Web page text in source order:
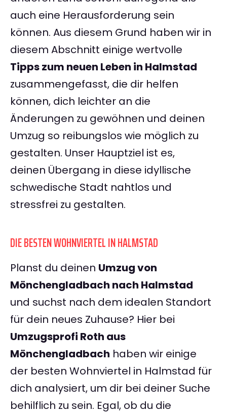
auch eine Herausforderung sein
können. Aus diesem Grund haben wir in
diesem Abschnitt einige wertvolle
Tipps zum neuen Leben in Halmstad
zusammengefasst, die dir helfen
können, dich leichter an die
Änderungen zu gewöhnen und deinen
Umzug so reibungslos wie möglich zu
gestalten. Unser Hauptziel ist es,
deinen Übergang in diese idyllische
schwedische Stadt nahtlos und
stressfrei zu gestalten.
DIE BESTEN WOHNVIERTEL IN HALMSTAD
Planst du deinen Umzug von
Mönchengladbach nach Halmstad
und suchst nach dem idealen Standort
für dein neues Zuhause? Hier bei
Umzugsprofi Roth aus
Mönchengladbach haben wir einige
der besten Wohnviertel in Halmstad für
dich analysiert, um dir bei deiner Suche
behilflich zu sein. Egal, ob du die